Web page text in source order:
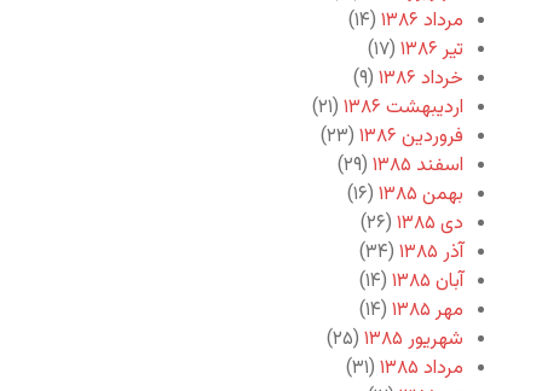
مرداد ۱۳۸۶
(۱۴)
تیر ۱۳۸۶
(۱۷)
خرداد ۱۳۸۶
(۹)
اردیبهشت ۱۳۸۶
(۲۱)
فروردین ۱۳۸۶
(۲۳)
اسفند ۱۳۸۵
(۲۹)
بهمن ۱۳۸۵
(۱۶)
دی ۱۳۸۵
(۲۶)
آذر ۱۳۸۵
(۳۴)
آبان ۱۳۸۵
(۱۴)
مهر ۱۳۸۵
(۱۴)
شهریور ۱۳۸۵
(۲۵)
مرداد ۱۳۸۵
(۳۱)